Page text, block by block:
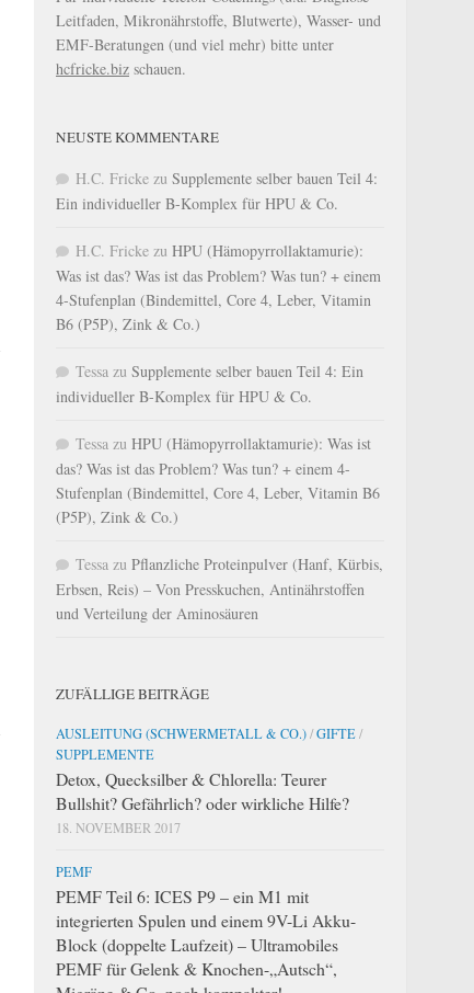
Leitfaden, Mikronährstoffe, Blutwerte), Wasser- und
EMF-Beratungen (und viel mehr) bitte unter
hcfricke.biz schauen.
NEUSTE KOMMENTARE
H.C. Fricke zu Supplemente selber bauen Teil 4:
Ein individueller B-Komplex für HPU & Co.
H.C. Fricke zu HPU (Hämopyrrollaktamurie):
Was ist das? Was ist das Problem? Was tun? + einem
4-Stufenplan (Bindemittel, Core 4, Leber, Vitamin
B6 (P5P), Zink & Co.)
Tessa zu Supplemente selber bauen Teil 4: Ein
individueller B-Komplex für HPU & Co.
Tessa zu HPU (Hämopyrrollaktamurie): Was ist
das? Was ist das Problem? Was tun? + einem 4-
Stufenplan (Bindemittel, Core 4, Leber, Vitamin B6
(P5P), Zink & Co.)
Tessa zu Pflanzliche Proteinpulver (Hanf, Kürbis,
Erbsen, Reis) – Von Presskuchen, Antinährstoffen
und Verteilung der Aminosäuren
ZUFÄLLIGE BEITRÄGE
AUSLEITUNG (SCHWERMETALL & CO.)/GIFTE/
SUPPLEMENTE
Detox, Quecksilber & Chlorella: Teurer
Bullshit? Gefährlich? oder wirkliche Hilfe?
18. NOVEMBER 2017
PEMF
PEMF Teil 6: ICES P9 – ein M1 mit
integrierten Spulen und einem 9V-Li Akku-
Block (doppelte Laufzeit) – Ultramobiles
PEMF für Gelenk & Knochen-„Autsch“,